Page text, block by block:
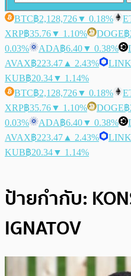
BTC฿2,128,726▼ 0.18%
XRP฿35.76▼ 1.10% DOGE฿
0.03%
ADA฿6.40▼ 0.38%
AVAX฿223.47 ▲ 2.43% LINK
KUB฿20.34▼ 1.14%
BTC฿2,128,726▼ 0.18%
XRP฿35.76▼ 1.10% DOGE฿
0.03%
ADA฿6.40▼ 0.38%
AVAX฿223.47 ▲ 2.43% LINK
KUB฿20.34▼ 1.14%
ป้ายกำกับ:
IGNATOV